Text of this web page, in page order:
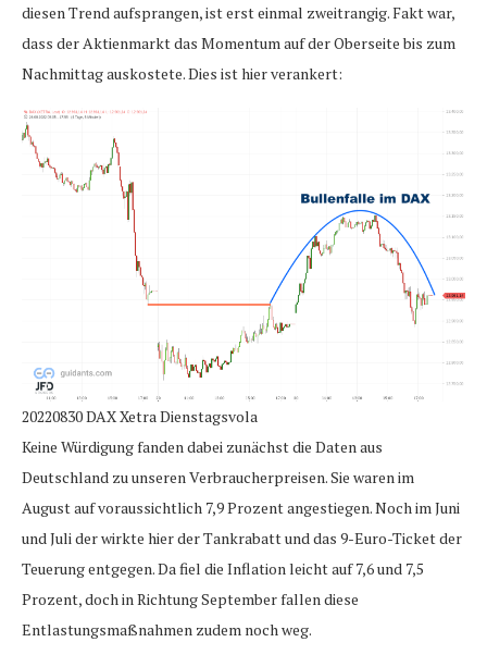
diesen Trend aufsprangen, ist erst einmal zweitrangig. Fakt war,
dass der Aktienmarkt das Momentum auf der Oberseite bis zum
Nachmittag auskostete. Dies ist hier verankert:
20220830 DAX Xetra Dienstagsvola
Keine Würdigung fanden dabei zunächst die Daten aus
Deutschland zu unseren Verbraucherpreisen. Sie waren im
August auf voraussichtlich 7,9 Prozent angestiegen. Noch im Juni
und Juli der wirkte hier der Tankrabatt und das 9-Euro-Ticket der
Teuerung entgegen. Da fiel die Inflation leicht auf 7,6 und 7,5
Prozent, doch in Richtung September fallen diese
Entlastungsmaßnahmen zudem noch weg.